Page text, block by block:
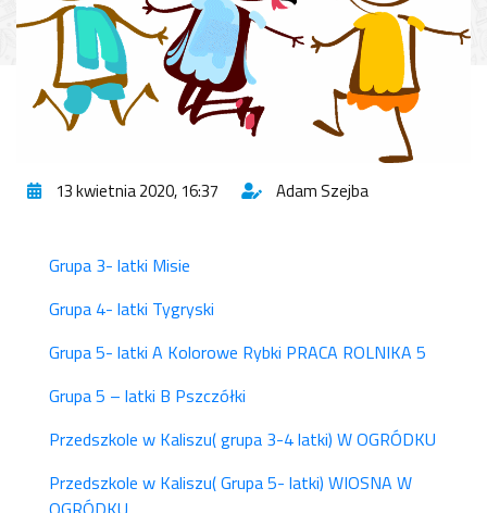
13 kwietnia 2020, 16:37 Adam Szejba
Grupa 3- latki Misie
Grupa 4- latki Tygryski
Grupa 5- latki A Kolorowe Rybki PRACA ROLNIKA 5
Grupa 5 – latki B Pszczółki
Przedszkole w Kaliszu( grupa 3-4 latki) W OGRÓDKU
Przedszkole w Kaliszu( Grupa 5- latki) WIOSNA W